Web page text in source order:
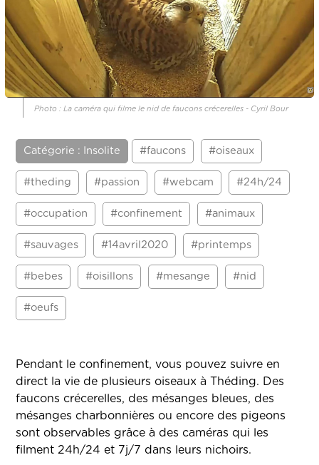
Photo : La caméra qui filme le nid de faucons crécerelles - Cyril Bour
Catégorie : Insolite #faucons #oiseaux
#theding #passion #webcam #24h/24
#occupation #confinement #animaux
#sauvages #14avril2020 #printemps
#bebes #oisillons #mesange #nid
#oeufs
Pendant le confinement, vous pouvez suivre en
direct la vie de plusieurs oiseaux à Théding. Des
faucons crécerelles, des mésanges bleues, des
mésanges charbonnières ou encore des pigeons
sont observables grâce à des caméras qui les
filment 24h/24 et 7j/7 dans leurs nichoirs.